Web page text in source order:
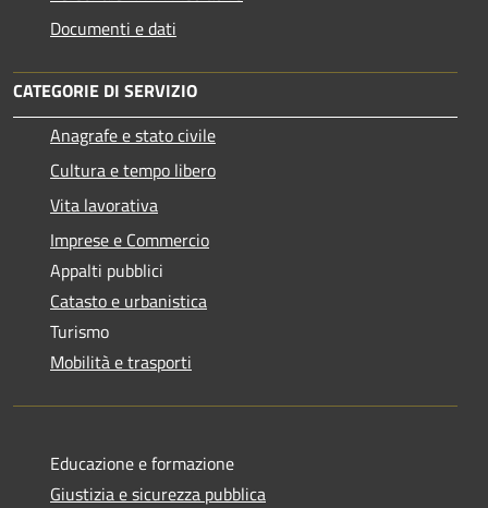
Documenti e dati
CATEGORIE DI SERVIZIO
Anagrafe e stato civile
Cultura e tempo libero
Vita lavorativa
Imprese e Commercio
Appalti pubblici
Catasto e urbanistica
Turismo
Mobilità e trasporti
Educazione e formazione
Giustizia e sicurezza pubblica